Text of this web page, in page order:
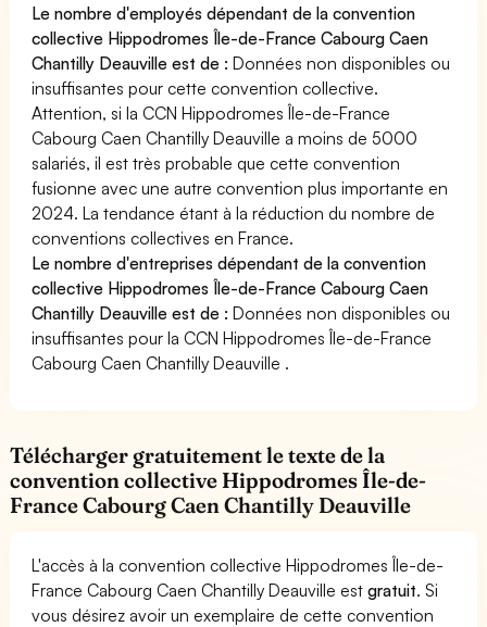
Le nombre d'employés dépendant de la convention
collective Hippodromes Île-de-France Cabourg Caen
Chantilly Deauville est de :Données non disponibles ou
insuffisantes pour cette convention collective.
Attention, si la CCN Hippodromes Île-de-France
Cabourg Caen Chantilly Deauville a moins de 5000
salariés, il est très probable que cette convention
fusionne avec une autre convention plus importante en
2024. La tendance étant à la réduction du nombre de
conventions collectives en France.
Le nombre d'entreprises dépendant de la convention
collective Hippodromes Île-de-France Cabourg Caen
Chantilly Deauville est de :Données non disponibles ou
insuffisantes pour la CCN Hippodromes Île-de-France
Cabourg Caen Chantilly Deauville .
Télécharger gratuitement le texte de la
convention collective Hippodromes Île-de-
France Cabourg Caen Chantilly Deauville
L'accès à la convention collective Hippodromes Île-de-
France Cabourg Caen Chantilly Deauville estgratuit. Si
vous désirez avoir un exemplaire de cette convention